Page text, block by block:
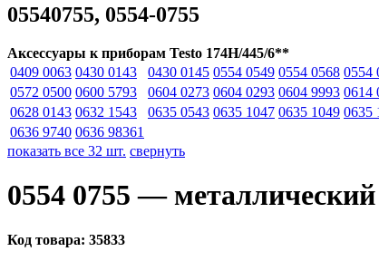
05540755, 0554-0755
Аксессуары к приборам Testo 174H/445/6**
0409 0063 0430 0143 0430 0145 0554 0549 0554 0568 0554
0572 0500 0600 5793 0604 0273 0604 0293 0604 9993 0614
0628 0143 0632 1543 0635 0543 0635 1047 0635 1049 0635
0636 9740 0636 98361
показать все 32 шт. свернуть
0554 0755 —
Код товара: 35833